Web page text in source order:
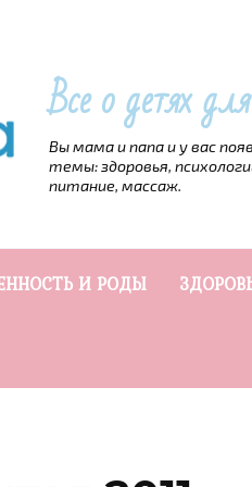
Все о детях
Вы мама и папа и у вас
темы: здоровья,
питание, массаж.
И РОДЫ